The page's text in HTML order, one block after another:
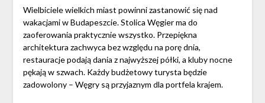
Wielbiciele wielkich miast powinni zastanowić się nad
wakacjami w Budapeszcie. Stolica Węgier ma do
zaoferowania praktycznie wszystko. Przepiękna
architektura zachwyca bez względu na porę dnia,
restauracje podają dania z najwyższej półki, a kluby nocne
pękają w szwach. Każdy budżetowy turysta będzie
zadowolony – Węgry są przyjaznym dla portfela krajem.